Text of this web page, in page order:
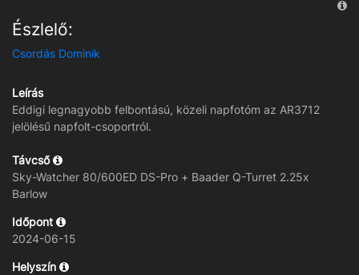
Észlelő:
Csordás Dominik
Leírás
Eddigi legnagyobb felbontású, közeli napfotóm az AR3712
jelölésű napfolt-csoportról.
Távcső
Sky-Watcher 80/600ED DS-Pro + Baader Q-Turret 2.25x
Barlow
Időpont
2024-06-15
Helyszín